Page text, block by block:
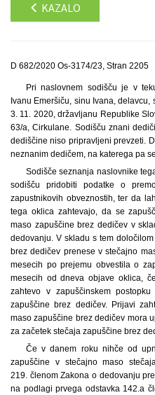
KAZALO
D 682/2020 Os-3174/23, Stran 2205
Pri naslovnem sodišču je v
Ivanu Emeršiču, sinu Ivana,
3. 11. 2020, državljanu Republike
63/a, Cirkulane. Sodišču znani
dediščine niso pripravljeni prevzeti.
neznanim dedičem, na katerega pa
Sodišče seznanja naslovnike
sodišču pridobiti podatke o
zapustnikovih obveznostih, ter da
tega oklica zahtevajo, da se
maso zapuščine brez dedičev v
dedovanju. V skladu s tem
brez dedičev prenese v stečajno
mesecih po prejemu obvestila o
mesecih od dneva objave oklica,
zahtevo v zapuščinskem
zapuščine brez dedičev. Prijavi
maso zapuščine brez dedičev mora
za začetek stečaja zapuščine brez
Če v danem roku nihče od
zapuščine v stečajno maso
219. členom Zakona o dedovanju
na podlagi prvega odstavka 142.a